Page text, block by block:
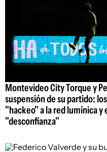
Montevideo City Torque y
suspensión de su partido:
"hackeo" a la red lumínica y
"desconfianza"